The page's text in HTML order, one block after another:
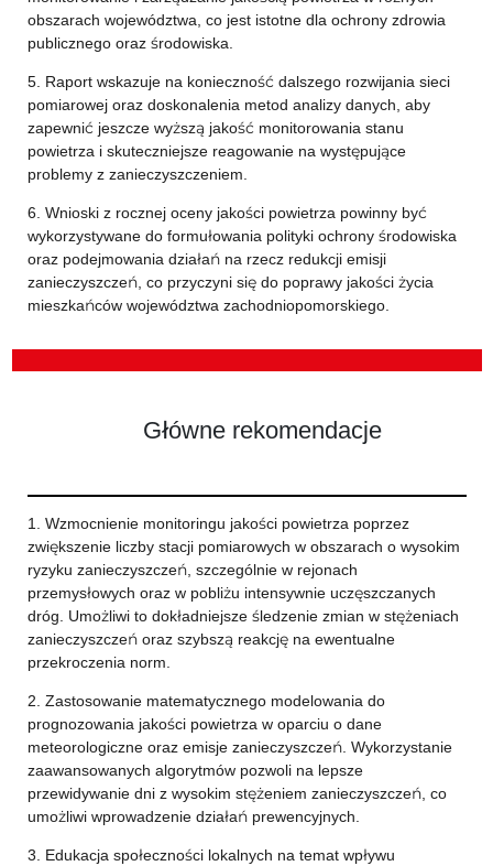
obszarach województwa, co jest istotne dla ochrony zdrowia
publicznego oraz środowiska.
5. Raport wskazuje na konieczność dalszego rozwijania sieci
pomiarowej oraz doskonalenia metod analizy danych, aby
zapewnić jeszcze wyższą jakość monitorowania stanu
powietrza i skuteczniejsze reagowanie na występujące
problemy z zanieczyszczeniem.
6. Wnioski z rocznej oceny jakości powietrza powinny być
wykorzystywane do formułowania polityki ochrony środowiska
oraz podejmowania działań na rzecz redukcji emisji
zanieczyszczeń, co przyczyni się do poprawy jakości życia
mieszkańców województwa zachodniopomorskiego.
Główne rekomendacje
1. Wzmocnienie monitoringu jakości powietrza poprzez
zwiększenie liczby stacji pomiarowych w obszarach o wysokim
ryzyku zanieczyszczeń, szczególnie w rejonach
przemysłowych oraz w pobliżu intensywnie uczęszczanych
dróg. Umożliwi to dokładniejsze śledzenie zmian w stężeniach
zanieczyszczeń oraz szybszą reakcję na ewentualne
przekroczenia norm.
2. Zastosowanie matematycznego modelowania do
prognozowania jakości powietrza w oparciu o dane
meteorologiczne oraz emisje zanieczyszczeń. Wykorzystanie
zaawansowanych algorytmów pozwoli na lepsze
przewidywanie dni z wysokim stężeniem zanieczyszczeń, co
umożliwi wprowadzenie działań prewencyjnych.
3. Edukacja społeczności lokalnych na temat wpływu